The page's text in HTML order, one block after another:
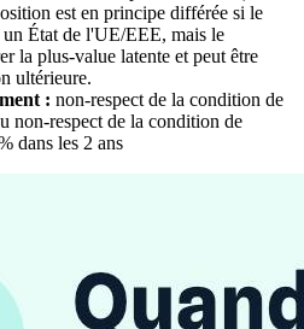
est en principe différée si le
un État de l'UE/EEE, mais le
la plus-value latente et peut être
ultérieure.
: non-respect de la condition de
non-respect de la condition de
dans les 2 ans